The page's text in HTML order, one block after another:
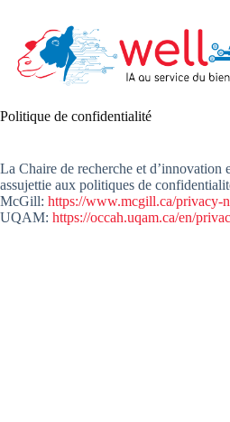
content
Politique de confidentialité
La Chaire de recherche et
assujettie aux politiques de
McGill: https://www.mcgill.ca/privacy-
UQAM: https://occah.uqam.ca/en/